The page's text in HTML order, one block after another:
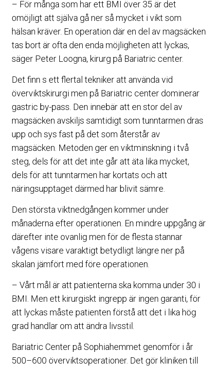
– För många som har ett BMI över 35 är det
omöjligt att själva gå ner så mycket i vikt som
hälsan kräver. En operation där en del av magsäcken
tas bort är ofta den enda möjligheten att lyckas,
säger Peter Loogna, kirurg på Bariatric center.
Det finn s ett flertal tekniker att använda vid
överviktskirurgi men på Bariatric center dominerar
gastric by-pass. Den innebär att en stor del av
magsäcken avskiljs samtidigt som tunntarmen dras
upp och sys fast på det som återstår av
magsäcken. Metoden ger en viktminskning i två
steg, dels för att det inte går att äta lika mycket,
dels för att tunntarmen har kortats och att
näringsupptaget därmed har blivit sämre.
Den största viktnedgången kommer under
månaderna efter operationen. En mindre uppgång är
därefter inte ovanlig men för de flesta stannar
vågens visare varaktigt betydligt längre ner på
skalan jämfört med före operationen.
– Vårt mål är att patienterna ska komma under 30 i
BMI. Men ett kirurgiskt ingrepp är ingen garanti, för
att lyckas måste patienten förstå att det i lika hög
grad handlar om att ändra livsstil.
Bariatric Center på Sophiahemmet genomför i år
500–600 överviktsoperationer. Det gör kliniken till